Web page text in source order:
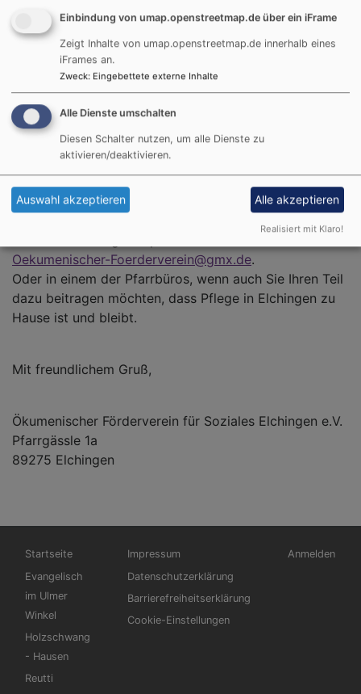
Die genauen Informationen hierzu erfahren Sie
rechtzeitig im Mitteilungsblatt der Gemeinde
Elchingen. Die Mitglieder des Ökumenischen
Fördervereins für Soziales Elchingen e.V. bilden mit
Ihrem jährlichen Beitrag eine wichtige Grundlage für
die Krankenpflege in unserer Gemeinde.
Der jährliche Mitgliedsbeitrag
die Familienmitgliedschaft liegt bei 20,00 €.
Oekumenischer-Foerderverein@gmx.de.
Oder in einem der Pfarrbüros, wenn auch Sie Ihren Teil
dazu beitragen möchten, dass Pflege in Elchingen zu
Hause ist und bleibt.
Mit freundlichem Gruß,
Ökumenischer Förderverein für Soziales Elchingen e.V.
Pfarrgässle 1a
89275 Elchingen
Hauptnavigation
Startseite
Evangelisch
im Ulmer
Winkel
Holzschwang
- Hausen
Reutti
Fußbereichsmenü
Impressum
Datenschutzerklärung
Barrierefreiheitserklärung
Cookie-Einstellungen
Anmelden
Einbindung von umap.openstreetmap.de über ein iFrame
Zeigt Inhalte von umap.openstreetmap.de innerhalb eines
iFrames an.
Zweck: Eingebettete externe Inhalte
Alle Dienste umschalten
Diesen Schalter nutzen, um alle Dienste zu
aktivieren/deaktivieren.
Auswahl akzeptieren Alle akzeptieren
Realisiert mit Klaro!